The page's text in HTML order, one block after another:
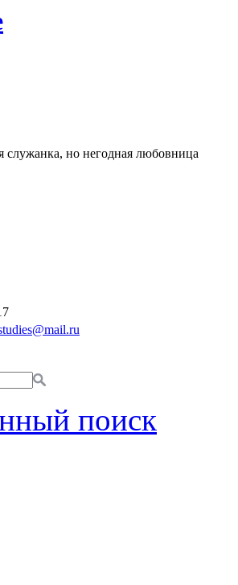
служанка, но негодная любовница
поиск